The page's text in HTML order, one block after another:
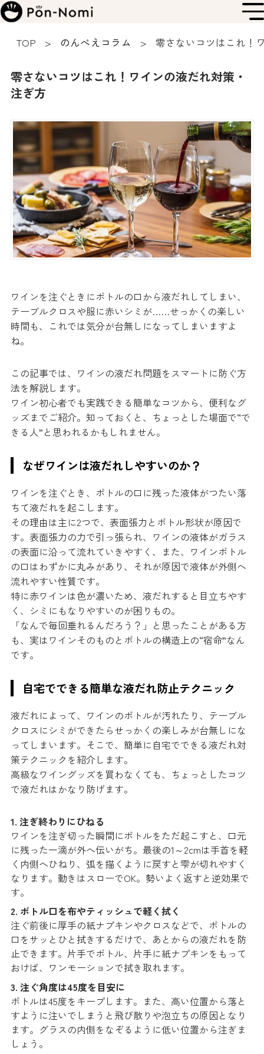
TOP のんべえコラム 零さないコツはこれ！
零さないコツはこれ！ワインの液だれ対策・
注ぎ方
ワインを注ぐときにボトルの口から液だれしてしまい、
テーブルクロスや服に赤いシミが……せっかくの楽しい
時間も、これでは気分が台無しになってしまいますよ
ね。
この記事では、ワインの液だれ問題をスマートに防ぐ方
法を解説します。
ワイン初心者でも実践できる簡単なコツから、便利なグ
ッズまでご紹介。知っておくと、ちょっとした場面で“で
きる人”と思われるかもしれません。
なぜワインは液だれしやすいのか？
ワインを注ぐとき、ボトルの口に残った液体がつたい落
ちて液だれを起こします。
その理由は主に2つで、表面張力とボトル形状が原因で
す。表面張力の力で引っ張られ、ワインの液体がガラス
の表面に沿って流れていきやすく、また、ワインボトル
の口はわずかに丸みがあり、それが原因で液体が外側へ
流れやすい性質です。
特に赤ワインは色が濃いため、液だれすると目立ちやす
く、シミにもなりやすいのが困りもの。
「なんで毎回垂れるんだろう？」と思ったことがある方
も、実はワインそのものとボトルの構造上の“宿命”なん
です。
自宅でできる簡単な液だれ防止テクニック
液だれによって、ワインのボトルが汚れたり、テーブル
クロスにシミができたらせっかくの楽しみが台無しにな
ってしまいます。そこで、簡単に自宅でできる液だれ対
策テクニックを紹介します。
高級なワイングッズを買わなくても、ちょっとしたコツ
で液だれはかなり防げます。
1. 注ぎ終わりにひねる
ワインを注ぎ切った瞬間にボトルをただ起こすと、口元
に残った一滴が外へ伝いがち。最後の1～2cmは手首を軽
く内側へひねり、弧を描くように戻すと雫が切れやすく
なります。動きはスローでOK。勢いよく返すと逆効果で
す。
2. ボトル口を布やティッシュで軽く拭く
注ぐ前後に厚手の紙ナプキンやクロスなどで、ボトルの
口をサッとひと拭きするだけで、あとからの液だれを防
止できます。片手でボトル、片手に紙ナプキンをもって
おけば、ワンモーションで拭き取れます。
3. 注ぐ角度は45度を目安に
ボトルは45度をキープします。また、高い位置から落と
すように注いでしまうと飛び散りや泡立ちの原因となり
ます。グラスの内側をなぞるように低い位置から注ぎま
しょう。